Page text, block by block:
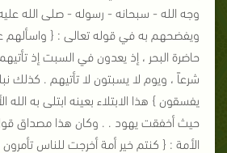
وجه الله - سبحانه - رسوله - صلى الله
ويفضحهم به في قوله تعالى : { واسألهم
حاضرة البحر ، إذ يعدون في السبت إذ
شرعاً ، ويوم لا يسبتون لا تأتيهم . كذلك
يفسقون } هذا الابتلاء بعينه ابتلى به
حيث أخفقت يهود . . وكان هذا مصداق
الأمة : { كنتم خير أمة أخرجت للناس